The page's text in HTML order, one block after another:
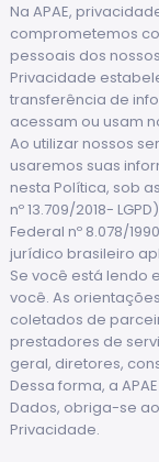
Na APAE,
comprometemos
pessoais dos
Privacidade
transferência de
acessam ou usam
Ao utilizar nossos
usaremos suas
nesta Política, sob
nº 13.709/2018-
Federal nº 8.078/
jurídico brasileiro
Se você está lendo
você. As
coletados de
prestadores de
geral, diretores,
Dessa forma, a
Dados, obriga-se
Privacidade.